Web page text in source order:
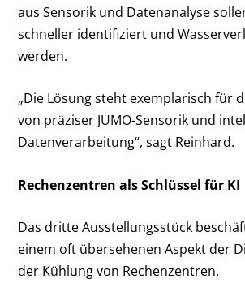
aus Sensorik und Datenanalyse
schneller identifiziert und
werden.
„Die Lösung steht exemplarisch für
von präziser JUMO-Sensorik und
Datenverarbeitung“, sagt Reinhard.
Rechenzentren als Schlüssel für KI
Das dritte Ausstellungsstück
einem oft übersehenen Aspekt der
der Kühlung von Rechenzentren.